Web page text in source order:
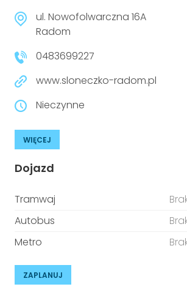
ul. Nowofolwarczna 16A
Radom
0483699227
www.sloneczko-radom.pl
Nieczynne
WIĘCEJ
Dojazd
Tramwaj
Autobus
Metro
ZAPLANUJ